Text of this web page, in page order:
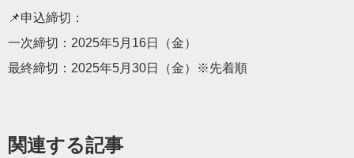
📌申込締切：
一次締切：2025年5月16日（金）
最終締切：2025年5月30日（金）※先着順
関連する記事